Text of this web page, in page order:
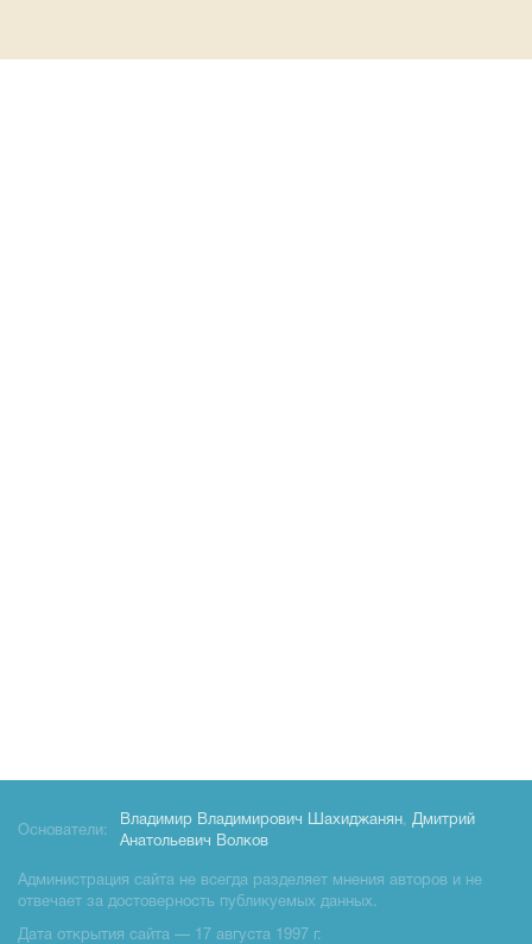
Основатели:
Владимир Владимирович Шахиджанян, Дмитрий
Анатольевич Волков
Администрация сайта не всегда разделяет мнения авторов и не
отвечает за достоверность публикуемых данных.
Дата открытия сайта — 17 августа 1997 г.